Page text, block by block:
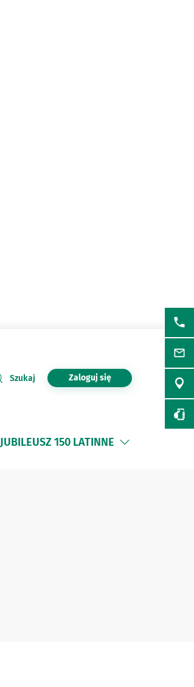
Szukaj Zaloguj się
JUBILEUSZ 150 LATINNE